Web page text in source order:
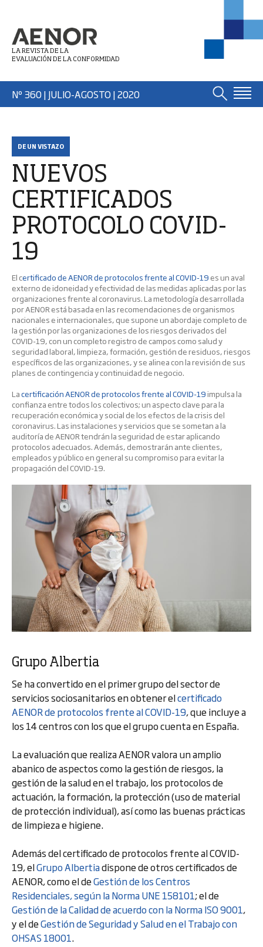
LA REVISTA DE LA
EVALUACIÓN DE LA CONFORMIDAD
Nº 360 | JULIO-AGOSTO| 2020
DE UN VISTAZO
NUEVOS
CERTIFICADOS
PROTOCOLO COVID-
19
El certificado de AENOR de protocolos frente al COVID-19 es un aval
externo de idoneidad y efectividad de las medidas aplicadas por las
organizaciones frente al coronavirus. La metodología desarrollada
por AENOR está basada en las recomendaciones de organismos
nacionales e internacionales, que supone un abordaje completo de
la gestión por las organizaciones de los riesgos derivados del
COVID-19, con un completo registro de campos como salud y
seguridad laboral, limpieza, formación, gestión de residuos, riesgos
específicos de las organizaciones, y se alinea con la revisión de sus
planes de contingencia y continuidad de negocio.
Lacertificación AENOR de protocolos frente al COVID-19impulsa la
confianza entre todos los colectivos; un aspecto clave para la
recuperación económica y social de los efectos de la crisis del
coronavirus. Las instalaciones y servicios que se sometan a la
auditoría de AENOR tendrán la seguridad de estar aplicando
protocolos adecuados. Además, demostrarán ante clientes,
empleados y público en general su compromiso para evitar la
propagación del COVID-19.
Grupo Albertia
Se ha convertido en el primer grupo del sector de
servicios sociosanitarios en obtener elcertificado
AENOR de protocolos frente al COVID-19, que incluye a
los 14 centros con los que el grupo cuenta en España.
La evaluación que realiza AENOR valora un amplio
abanico de aspectos como la gestión de riesgos, la
gestión de la salud en el trabajo, los protocolos de
actuación, la formación, la protección (uso de material
de protección individual), así como las buenas prácticas
de limpieza e higiene.
Además del certificado de protocolos frente al COVID-
19, elGrupo Albertiadispone de otros certificados de
AENOR, como el deGestión de los Centros
Residenciales, según la Norma UNE 158101; el de
Gestión de la Calidad de acuerdo con la Norma ISO 9001,
y el deGestión de Seguridad y Salud en el Trabajo con
OHSAS 18001.